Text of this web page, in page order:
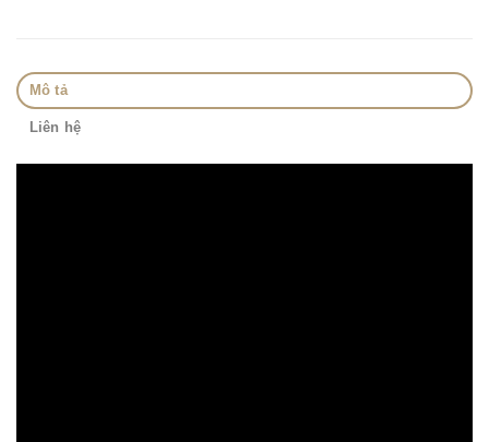
Mô tả
Liên hệ